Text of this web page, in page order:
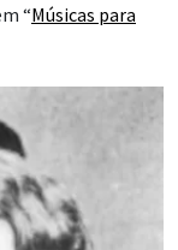
“Músicas para